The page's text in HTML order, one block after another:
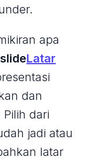
apa
slideLatar
dan
dari
jadi atau
latar